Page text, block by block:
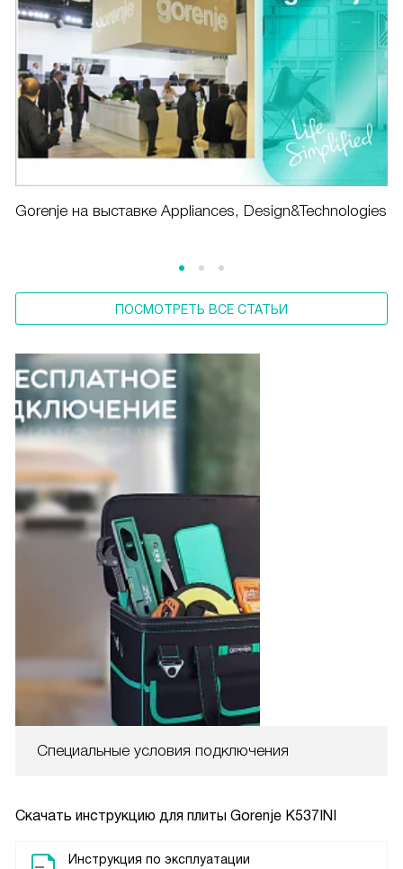
Специальные условия подключения
Скачать инструкцию для плиты Gorenje K537INI
Инструкция по эксплуатации
Gorenje на выставке Appliances, Design&Technologies
ПОСМОТРЕТЬ ВСЕ СТАТЬИ